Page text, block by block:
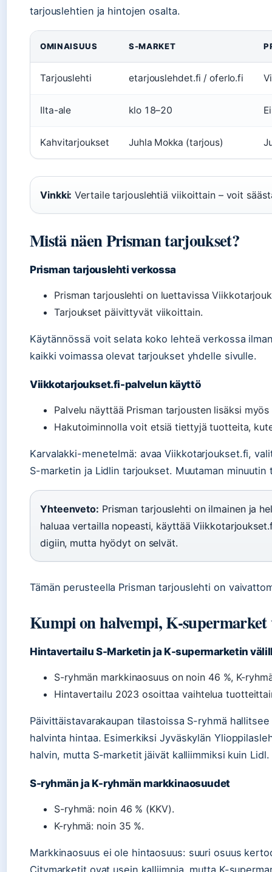
tarjouslehtien ja hintojen osalta.
OMINAISUUS S-MARKET
Tarjouslehti etarjouslehdet.fi / oferlo.fi
Ilta-ale klo 18–20 Ei
Kahvitarjoukset Juhla Mokka (tarjous)
Vinkki: Vertaile tarjouslehtiä viikoittain – voit
Mistä näen Prisman tarjoukset?
Prisman tarjouslehti verkossa
Prisman tarjouslehti on luettavissa
Tarjoukset päivittyvät viikoittain.
Käytännössä voit selata koko lehteä verkossa
kaikki voimassa olevat tarjoukset yhdelle sivulle.
Viikkotarjoukset.fi-palvelun käyttö
Palvelu näyttää Prisman tarjousten lisäksi
Hakutoiminnolla voit etsiä tiettyjä tuotteita,
Karvalakki-menetelmä: avaa Viikkotarjoukset.fi,
S-marketin ja Lidlin tarjoukset. Muutaman
Yhteenveto: Prisman tarjouslehti on ilmainen ja
haluaa vertailla nopeasti, käyttää
digiin, mutta hyödyt on selvät.
Tämän perusteella Prisman tarjouslehti on
Kumpi on halvempi, K-
Hintavertailu S-Marketin ja K-supermarketin
S-ryhmän markkinaosuus on noin 46 %, K-
Hintavertailu 2023 osoittaa vaihtelua
Päivittäistavarakaupan tilastoissa S-ryhmä
halvinta hintaa. Esimerkiksi Jyväskylän
halvin, mutta S-marketit jäivät kalliimmiksi kuin Lidl.
S-ryhmän ja K-ryhmän markkinaosuudet
S-ryhmä: noin 46 % (KKV).
K-ryhmä: noin 35 %.
Markkinaosuus ei ole hintaosuus: suuri osuus
Citymarketit ovat usein kalliimpia, mutta K-